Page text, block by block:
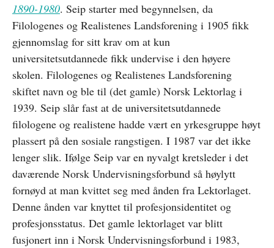
1890-1980. Seip starter med begynnelsen, da
Filologenes og Realistenes Landsforening i 1905 fikk
gjennomslag for sitt krav om at kun
universitetsutdannede fikk undervise i den høyere
skolen. Filologenes og Realistenes Landsforening
skiftet navn og ble til (det gamle) Norsk Lektorlag i
1939. Seip slår fast at de universitetsutdannede
filologene og realistene hadde vært en yrkesgruppe høyt
plassert på den sosiale rangstigen. I 1987 var det ikke
lenger slik. Ifølge Seip var en nyvalgt kretsleder i det
daværende Norsk Undervisningsforbund så høylytt
fornøyd at man kvittet seg med ånden fra Lektorlaget.
Denne ånden var knyttet til profesjonsidentitet og
profesjonsstatus. Det gamle lektorlaget var blitt
fusjonert inn i Norsk Undervisningsforbund i 1983,